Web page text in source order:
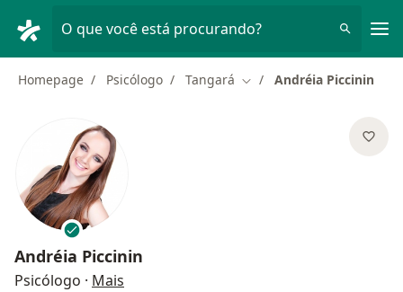
O que você está procurando?
Homepage Psicólogo Tangará Mudar de cidade
Andréia Piccinin
Andréia Piccinin
Psicólogo · Mais